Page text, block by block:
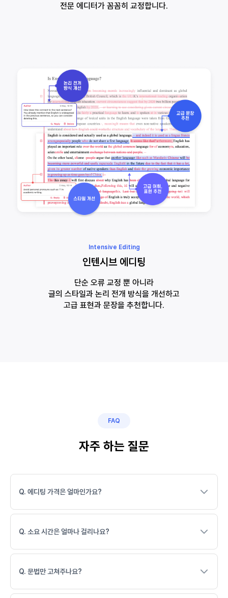
전문 에디터가 꼼꼼히 교정합니다.
Intensive Editing
인텐시브 에디팅
단순 오류 교정 뿐 아니라
글의 스타일과 논리 전개 방식을 개선하고
고급 표현과 문장을 추천합니다.
FAQ
자주 하는 질문
Q. 에디팅 가격은 얼마인가요?
Q. 소요 시간은 얼마나 걸리나요?
Q. 문법만 고쳐주나요?